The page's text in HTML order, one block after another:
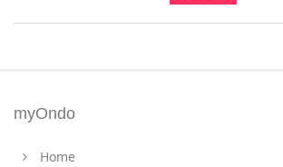
myOndo
Home